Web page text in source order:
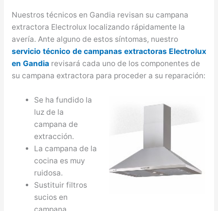
Nuestros técnicos en Gandia revisan su campana
extractora Electrolux localizando rápidamente la
avería. Ante alguno de estos síntomas, nuestro
servicio técnico de campanas extractoras Electrolux
en Gandiarevisará cada uno de los componentes de
su campana extractora para proceder a su reparación:
Se ha fundido la
luz de la
campana de
extracción.
La campana de la
cocina es muy
ruidosa.
Sustituir filtros
sucios en